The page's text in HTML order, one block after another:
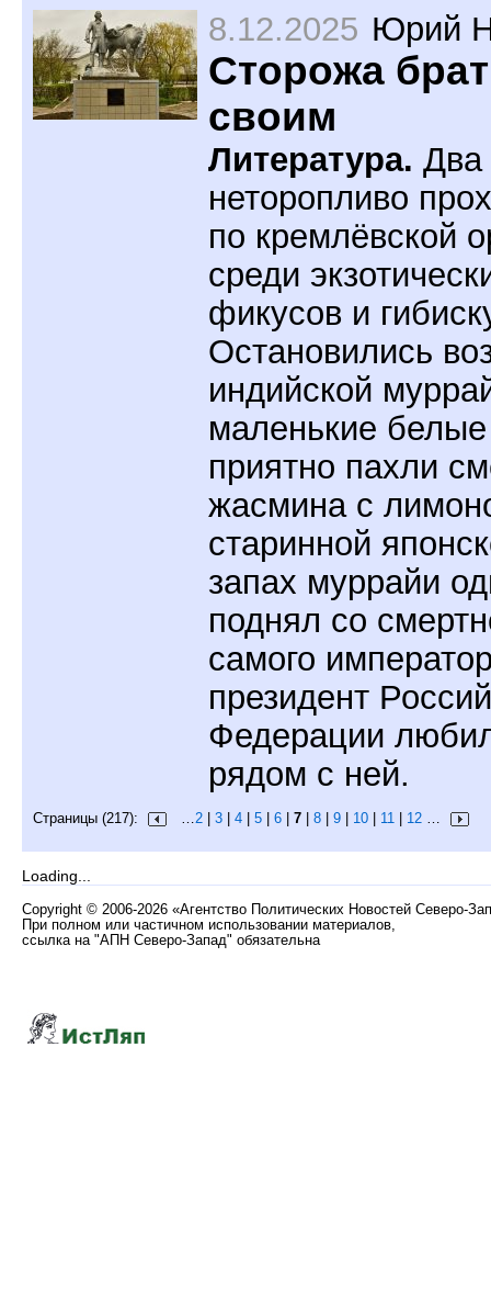
8.12.2025 Юрий
Сторожа
своим
Литература. Два
неторопливо
по кремлёвской
среди
фикусов и
Остановились
индийской
маленькие
приятно пахли
жасмина с
старинной
запах муррайи
поднял со
самого
президент
Федерации
рядом с ней.
Страницы (217): …2 3 4 5 6 7 8 9 10 11 12 …
Loading...
Copyright © 2006-2026 «Агентство Политических Новостей Северо-
При полном или частичном использовании материалов,
ссылка на "АПН Северо-Запад" обязательна